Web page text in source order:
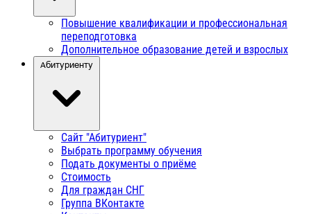
Повышение квалификации и профессиональная
переподготовка
Дополнительное образование детей и взрослых
Абитуриенту
Сайт "Абитуриент"
Выбрать программу обучения
Подать документы о приёме
Стоимость
Для граждан СНГ
Группа ВКонтакте